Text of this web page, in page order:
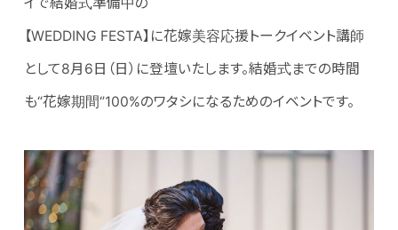
【WEDDING FESTA】に花嫁美容応援トークイベント講師
として8月6日（日）に登壇いたします。結婚式までの時間
も“花嫁期間‘’100%のワタシになるためのイベントです。